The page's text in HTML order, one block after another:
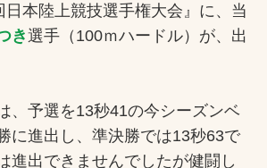
様へ
日本陸上競技選手権大会』に、当
き選手（100ｍハードル）が、出
、予選を13秒41の今シーズンベ
に進出し、準決勝では13秒63で
進出できませんでしたが健闘し